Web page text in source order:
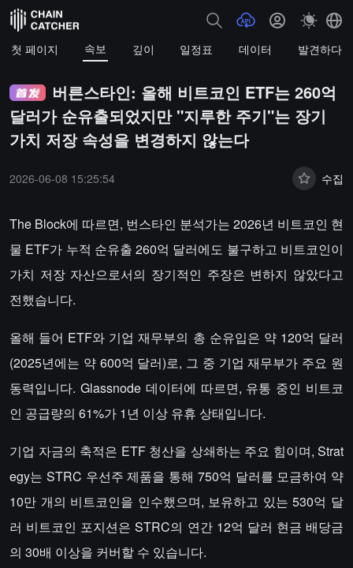
첫 페이지 속보 깊이 일정표 데이터 발견하다
버른스타인: 올해 비트코인 ETF는 260억
달러가 순유출되었지만 "지루한 주기"는 장기
가치 저장 속성을 변경하지 않는다
2026-06-08 15:25:54 수집
The Block에 따르면, 번스타인 분석가는 2026년 비트코인 현
물 ETF가 누적 순유출 260억 달러에도 불구하고 비트코인이
가치 저장 자산으로서의 장기적인 주장은 변하지 않았다고
전했습니다.
올해 들어 ETF와 기업 재무부의 총 순유입은 약 120억 달러
(2025년에는 약 600억 달러)로, 그 중 기업 재무부가 주요 원
동력입니다. Glassnode 데이터에 따르면, 유통 중인 비트코
인 공급량의 61%가 1년 이상 유휴 상태입니다.
기업 자금의 축적은 ETF 청산을 상쇄하는 주요 힘이며, Strat
egy는 STRC 우선주 제품을 통해 750억 달러를 모금하여 약
10만 개의 비트코인을 인수했으며, 보유하고 있는 530억 달
러 비트코인 포지션은 STRC의 연간 12억 달러 현금 배당금
의 30배 이상을 커버할 수 있습니다.